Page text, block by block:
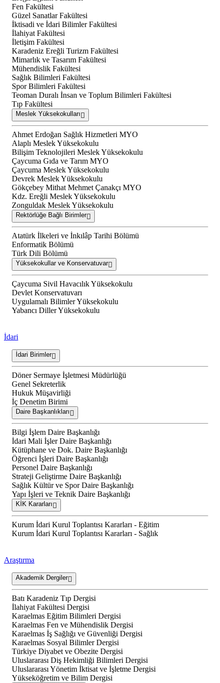
Fen Fakültesi
Güzel Sanatlar Fakültesi
İktisadi ve İdari Bilimler Fakültesi
İlahiyat Fakültesi
İletişim Fakültesi
Karadeniz Ereğli Turizm Fakültesi
Mimarlık ve Tasarım Fakültesi
Mühendislik Fakültesi
Sağlık Bilimleri Fakültesi
Spor Bilimleri Fakültesi
Teoman Duralı İnsan ve Toplum Bilimleri Fakültesi
Tıp Fakültesi
Meslek Yüksekokulları
Ahmet Erdoğan Sağlık Hizmetleri MYO
Alaplı Meslek Yüksekokulu
Bilişim Teknolojileri Meslek Yüksekokulu
Çaycuma Gıda ve Tarım MYO
Çaycuma Meslek Yüksekokulu
Devrek Meslek Yüksekokulu
Gökçebey Mithat Mehmet Çanakçı MYO
Kdz. Ereğli Meslek Yüksekokulu
Zonguldak Meslek Yüksekokulu
Rektörlüğe Bağlı Birimler
Atatürk İlkeleri ve İnkılâp Tarihi Bölümü
Enformatik Bölümü
Türk Dili Bölümü
Yüksekokullar ve Konservatuvar
Çaycuma Sivil Havacılık Yüksekokulu
Devlet Konservatuvarı
Uygulamalı Bilimler Yüksekokulu
Yabancı Diller Yüksekokulu
İdari
İdari Birimler
Döner Sermaye İşletmesi Müdürlüğü
Genel Sekreterlik
Hukuk Müşavirliği
İç Denetim Birimi
Daire Başkanlıkları
Bilgi İşlem Daire Başkanlığı
İdari Mali İşler Daire Başkanlığı
Kütüphane ve Dok. Daire Başkanlığı
Öğrenci İşleri Daire Başkanlığı
Personel Daire Başkanlığı
Strateji Geliştirme Daire Başkanlığı
Sağlık Kültür ve Spor Daire Başkanlığı
Yapı İşleri ve Teknik Daire Başkanlığı
KİK Kararları
Kurum İdari Kurul Toplantısı Kararları - Eğitim
Kurum İdari Kurul Toplantısı Kararları - Sağlık
Araştırma
Akademik Dergiler
Batı Karadeniz Tıp Dergisi
İlahiyat Fakültesi Dergisi
Karaelmas Eğitim Bilimleri Dergisi
Karaelmas Fen ve Mühendislik Dergisi
Karaelmas İş Sağlığı ve Güvenliği Dergisi
Karaelmas Sosyal Bilimler Dergisi
Türkiye Diyabet ve Obezite Dergisi
Uluslararası Diş Hekimliği Bilimleri Dergisi
Uluslararası Yönetim İktisat ve İşletme Dergisi
Yükseköğretim ve Bilim Dergisi